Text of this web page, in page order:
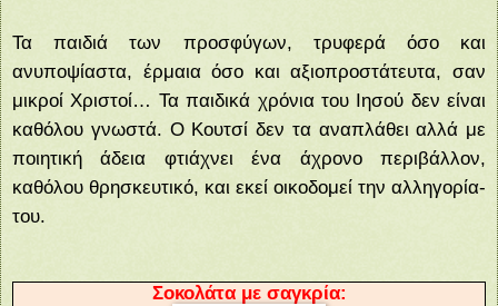
Τα παιδιά των προσφύγων, τρυφερά όσο και
ανυποψίαστα, έρμαια όσο και αξιοπροστάτευτα, σαν
μικροί Χριστοί… Τα παιδικά χρόνια του Ιησού δεν είναι
καθόλου γνωστά. Ο Κουτσί δεν τα αναπλάθει αλλά με
ποιητική άδεια φτιάχνει ένα άχρονο περιβάλλον,
καθόλου θρησκευτικό, και εκεί οικοδομεί την αλληγορία-
του.
Σοκολάτα με σαγκρία: